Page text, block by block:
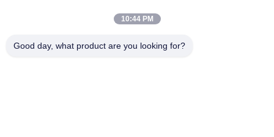
10:44 PM
Good day, what product are you looking for?